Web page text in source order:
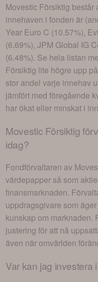
Movestic Försiktig består
innehaven i fonden är
Year Euro C (10.57%),
(6.69%), JPM Global IG
(6.48%). Se hela listan
Försiktig lite högre upp
stor andel varje innehav
jämfört med föregående
har ökat eller minskat i
Movestic Försiktig
idag?
Fondförvaltaren av
värdepapper så som
finansmarknaden.
uppdragsgivare som
kunskap om marknaden.
justering för att nå
även när omvärlden
Var kan jag investera i